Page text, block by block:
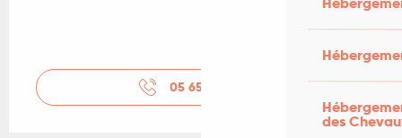
des
05 65 34 06